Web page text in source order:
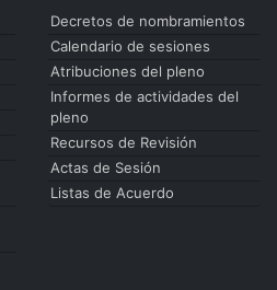
Decretos de nombramientos
Calendario de sesiones
Atribuciones del pleno
Informes de actividades del
pleno
Recursos de Revisión
Actas de Sesión
Listas de Acuerdo